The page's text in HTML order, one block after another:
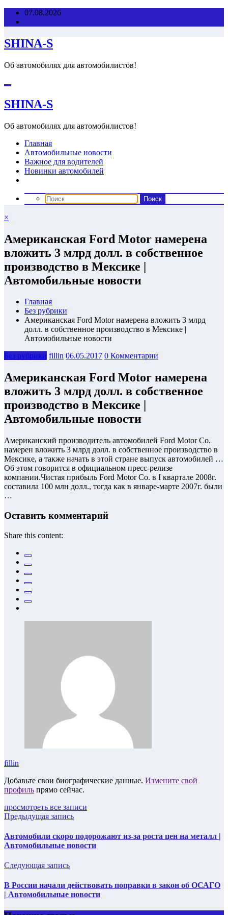
Перейти07.08.2026
SHINA-S
Об автомобилях для автомобилистов!
SHINA-S
Об автомобилях для автомобилистов!
Главная
Автомобильные новости
Важное для водителей
Новинки автомобилей
×
Американская Ford Motor намерена
вложить 3 млрд долл. в собственное
производство в Мексике |
Автомобильные новости
Главная
Без рубрики
Американская Ford Motor намерена вложить 3 млрд
долл. в собственное производство в Мексике |
Автомобильные новости
Без рубрики fillin 06.05.2017 0 Комментарии
Американская Ford Motor намерена
вложить 3 млрд долл. в собственное
производство в Мексике |
Автомобильные новости
Американский производитель автомобилей Ford Motor Co.
намерен вложить 3 млрд долл. в собственное производство в
Мексике, а также начать в этой стране выпуск автомобилей …
Об этом говорится в официальном пресс-релизе
компании.Чистая прибыль Ford Motor Co. в I квартале 2008г.
составила 100 млн долл., тогда как в январе-марте 2007г. были
…
Оставить комментарий
Share this content:
fillin
Добавьте свои биографические данные. Измените свой
профиль прямо сейчас.
просмотреть все записи
Предыдущая запись
Автомобили скоро подорожают из-за роста цен на металл |
Автомобильные новости
Следующая запись
В России начали действовать поправки в закон об ОСАГО
| Автомобильные новости